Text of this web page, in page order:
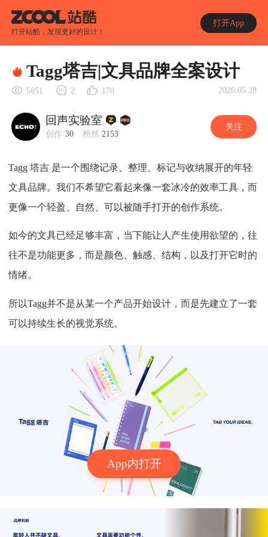
打开站酷，发现更好的设计！
打开App
App内打开
Tagg塔吉|文具品牌全案设计
5851 2 170 2026.05.28
回声实验室
创作 30 粉丝 2153
关注
Tagg 塔吉 是一个围绕记录、整理、标记与收纳展开的年轻
文具品牌。我们不希望它看起来像一套冰冷的效率工具，而
更像一个轻盈、自然、可以被随手打开的创作系统。
如今的文具已经足够丰富，当下能让人产生使用欲望的，往
往不是功能更多，而是颜色、触感、结构，以及打开它时的
情绪。
所以Tagg并不是从某一个产品开始设计，而是先建立了一套
可以持续生长的视觉系统。